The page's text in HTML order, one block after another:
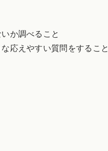
か調べること
応えやすい質問をすること